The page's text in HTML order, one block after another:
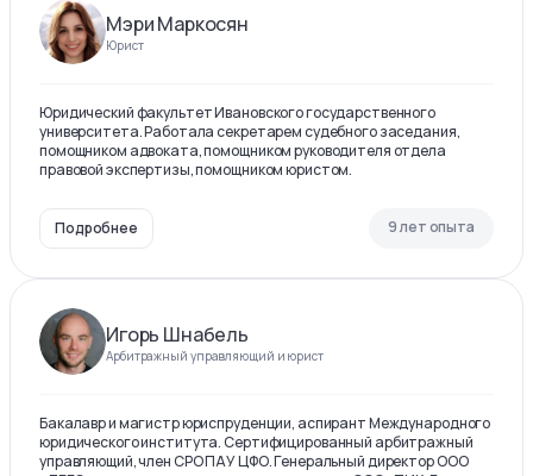
Мэри Маркосян
Юрист
Юридический факультет Ивановского государственного
университета. Работала секретарем судебного заседания,
помощником адвоката, помощником руководителя отдела
правовой экспертизы, помощником юристом.
Подробнее 9 лет опыта
Игорь Шнабель
Арбитражный управляющий и юрист
Бакалавр и магистр юриспруденции, аспирант Международного
юридического института. Сертифицированный арбитражный
управляющий, член СРО ПАУ ЦФО. Генеральный директор ООО